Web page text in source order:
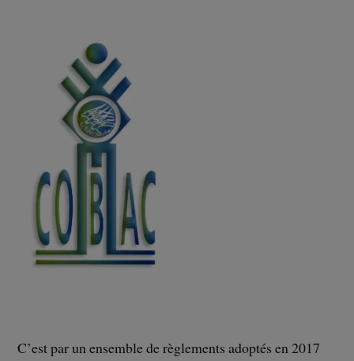
C’est par un ensemble de règlements adoptés en 2017